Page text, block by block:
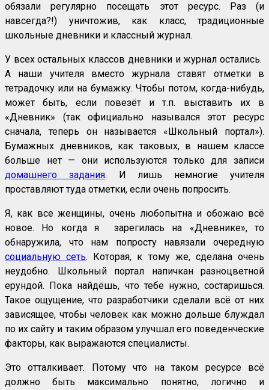
обязали регулярно посещать этот ресурс. Раз (и
навсегда?!) уничтожив, как класс, традиционные
школьные дневники и классный журнал.
У всех остальных классов дневники и журнал остались.
А наши учителя вместо журнала ставят отметки в
тетрадочку или на бумажку. Чтобы потом, когда-нибудь,
может быть, если повезёт и т.п. выставить их в
«Дневник» (так официально назывался этот ресурс
сначала, теперь он называется «Школьный портал»).
Бумажных дневников, как таковых, в нашем классе
больше нет — они используются только для записи
домашнего задания. И лишь немногие учителя
проставляют туда отметки, если очень попросить.
Я, как все женщины, очень любопытна и обожаю всё
новое. Но когда я зарегилась на «Дневнике», то
обнаружила, что нам попросту навязали очередную
социальную сеть. Которая, к тому же, сделана очень
неудобно. Школьный портал напичкан разноцветной
ерундой. Пока найдёшь, что тебе нужно, состаришься.
Такое ощущение, что разработчики сделали всё от них
зависящее, чтобы человек как можно дольше блуждал
по их сайту и таким образом улучшал его поведенческие
факторы, как выражаются специалисты.
Это отталкивает. Потому что на таком ресурсе всё
должно быть максимально понятно, логично и